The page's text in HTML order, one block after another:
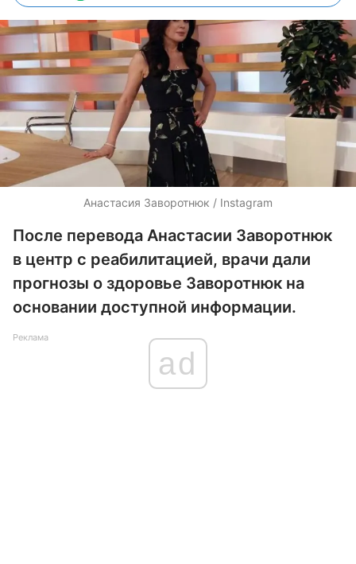
Анастасия Заворотнюк / Instagram
После перевода Анастасии Заворотнюк
в центр с реабилитацией, врачи дали
прогнозы о здоровье Заворотнюк на
основании доступной информации.
Реклама
ad